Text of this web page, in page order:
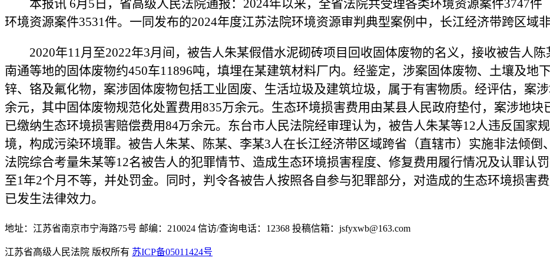
本报讯 6月5日，省高级人民法院通报：2024年以来，全省法院共受理各类环境资源案件3747
环境资源案件3531件。一同发布的2024年度江苏法院环境资源审判典型案例中，长江经济带跨区域
2020年11月至2022年3月间，被告人朱某假借水泥砌砖项目回收固体废物的名义，接收被告人
南通等地的固体废物约450车11896吨，填埋在某建筑材料厂内。经鉴定，涉案固体废物、土壤及地
锌、铬及氟化物，案涉固体废物包括工业固废、生活垃圾及建筑垃圾，属于有害物质。经评估，案
余元，其中固体废物规范化处置费用835万余元。生态环境损害费用由某县人民政府垫付，案涉地
已缴纳生态环境损害赔偿费用84万余元。东台市人民法院经审理认为，被告人朱某等12人违反国家
境，构成污染环境罪。被告人朱某、陈某、李某3人在长江经济带区域跨省（直辖市）实施非法倾倒
法院综合考量朱某等12名被告人的犯罪情节、造成生态环境损害程度、修复费用履行情况及认罪认
至1年2个月不等，并处罚金。同时，判令各被告人按照各自参与犯罪部分，对造成的生态环境损害
已发生法律效力。
地址：江苏省南京市宁海路75号 邮编：210024 信访/查询电话：12368 投稿信箱：jsfyxwb@163.com
江苏省高级人民法院 版权所有 苏ICP备05011424号